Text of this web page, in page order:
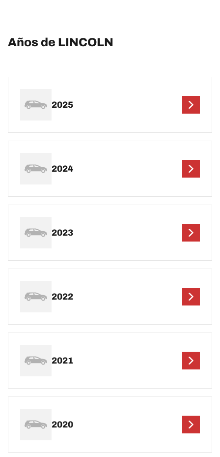
Años de LINCOLN
2025
2024
2023
2022
2021
2020